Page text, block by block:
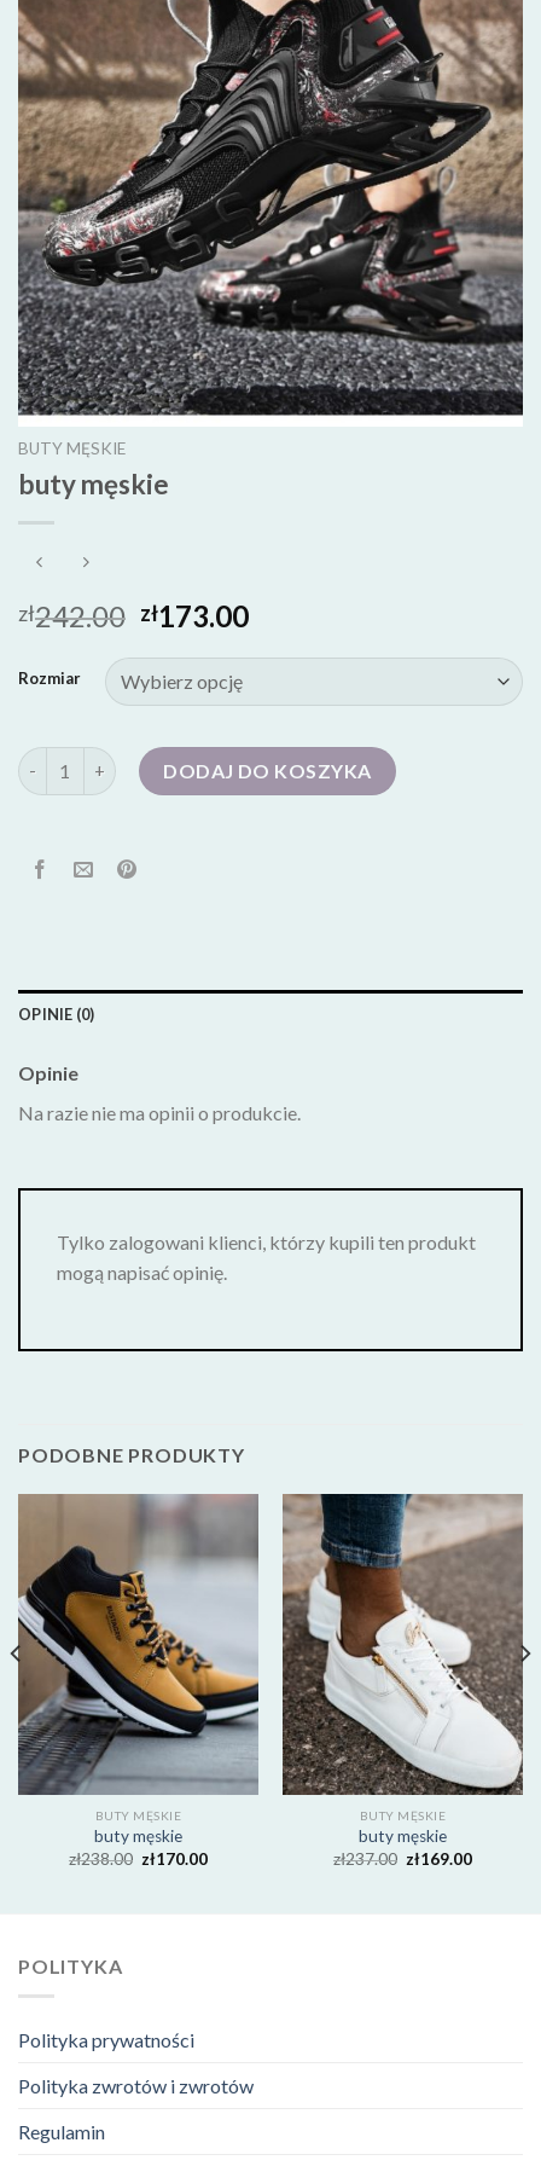
BUTY MĘSKIE
buty męskie
zł242.00 zł173.00
Rozmiar
ilość buty męskie DODAJ DO KOSZYKA
OPINIE (0)
Opinie
Na razie nie ma opinii o produkcie.
Tylko zalogowani klienci, którzy kupili ten produkt
mogą napisać opinię.
PODOBNE PRODUKTY
BUTY MĘSKIE
buty męskie
zł238.00 zł170.00
BUTY MĘSKIE
buty męskie
zł237.00 zł169.00
POLITYKA
Polityka prywatności
Polityka zwrotów i zwrotów
Regulamin